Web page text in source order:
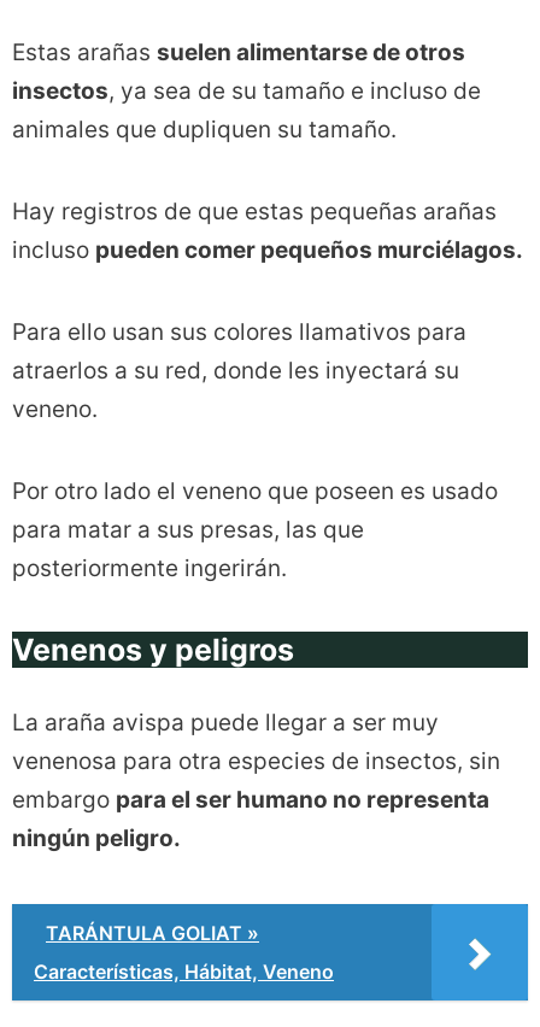
Estas arañas suelen alimentarse de otros
insectos, ya sea de su tamaño e incluso de
animales que dupliquen su tamaño.
Hay registros de que estas pequeñas arañas
incluso pueden comer pequeños murciélagos.
Para ello usan sus colores llamativos para
atraerlos a su red, donde les inyectará su
veneno.
Por otro lado el veneno que poseen es usado
para matar a sus presas, las que
posteriormente ingerirán.
Venenos y peligros
La araña avispa puede llegar a ser muy
venenosa para otra especies de insectos, sin
embargo para el ser humano no representa
ningún peligro.
TARÁNTULA GOLIAT »
Características, Hábitat, Veneno